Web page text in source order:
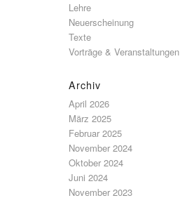
Lehre
Neuerscheinung
Texte
Vorträge & Veranstaltungen
Archiv
April 2026
März 2025
Februar 2025
November 2024
Oktober 2024
Juni 2024
November 2023